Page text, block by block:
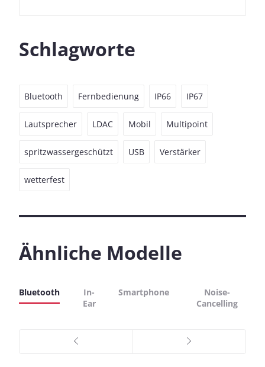
Schlagworte
Bluetooth Fernbedienung IP66 IP67
Lautsprecher LDAC Mobil Multipoint
spritzwassergeschützt USB Verstärker
wetterfest
Ähnliche Modelle
Bluetooth
In-
Ear
Smartphone
Noise-
Cancelling